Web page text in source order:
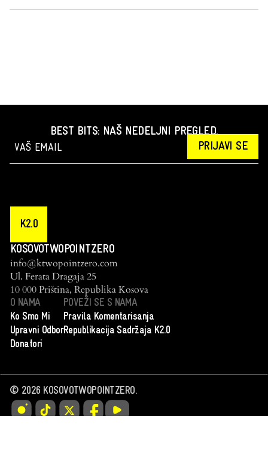
BEST BITS: NAŠ NEDELJNI PREGLED.
PRIJAVI SE
K2.0
KOSOVOTWOPOINTZERO
info@ktwopointzero.com
Ul. Ferata Dragaja 25
10 000 Priština, Republika Kosova
O NAMA
Ko Smo Mi
Upravni Odbor
Donatori
POVEŽI SE S NAMA
Pravila Komentarisanja
Republikacija Sadržaja K2.0
© 2026KOSOVOTWOPOINTZERO.